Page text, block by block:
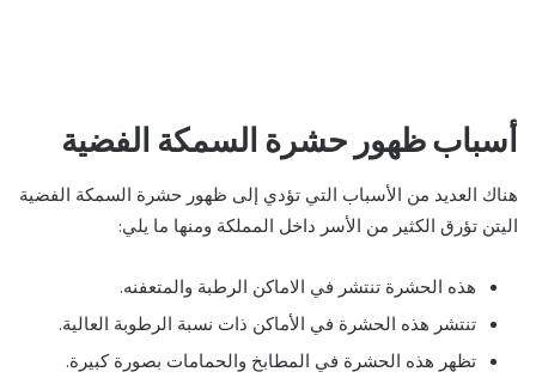
أسباب ظهور حشرة السمكة الفضية
هناك العديد من الأسباب التي تؤدي إلى ظهور حشرة السمكة الفضية
اليتن تؤرق الكثير من الأسر داخل المملكة ومنها ما يلي:
هذه الحشرة تنتشر في الاماكن الرطبة والمتعفنه.
تنتشر هذه الحشرة في الأماكن ذات نسبة الرطوبة العالية.
تظهر هذه الحشرة في المطابخ والحمامات بصورة كبيرة.